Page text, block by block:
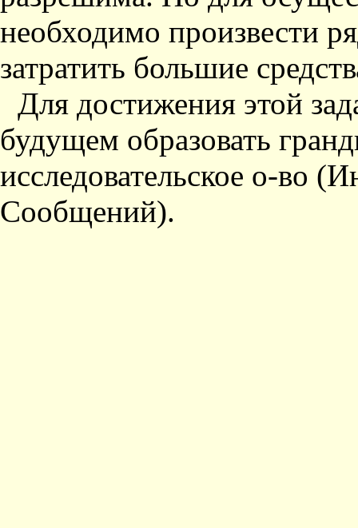
необходимо произвести
затратить большие
Для достижения этой
будущем образовать
исследовательское о-во
Сообщений).